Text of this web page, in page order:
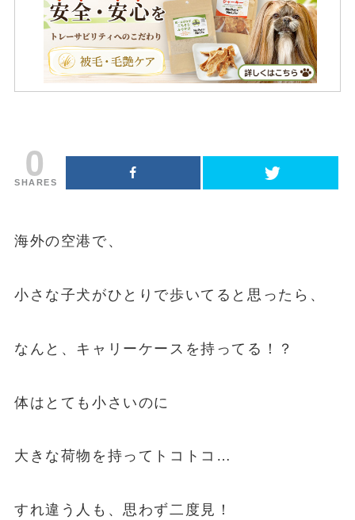
0
SHARES
海外の空港で、
小さな子犬がひとりで歩いてると思ったら、
なんと、キャリーケースを持ってる！？
体はとても小さいのに
大きな荷物を持ってトコトコ…
すれ違う人も、思わず二度見！